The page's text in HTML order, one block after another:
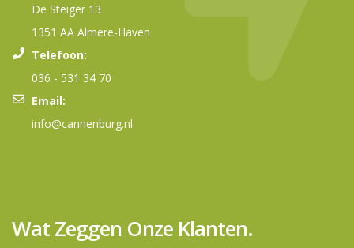
De Steiger 13
1351 AA Almere-Haven
Telefoon:
036 - 531 34 70
Email:
info@cannenburg.nl
Wat Zeggen Onze Klanten.